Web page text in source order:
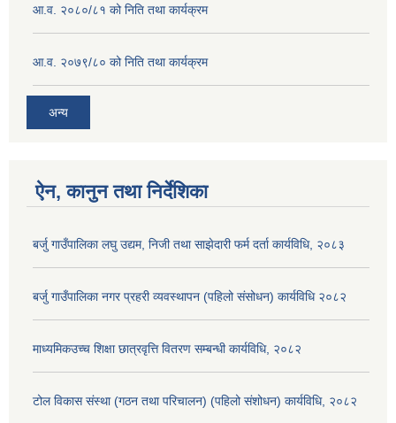
आ.व. २०८०/८१ को निति तथा कार्यक्रम
आ.व. २०७९/८० को निति तथा कार्यक्रम
अन्य
ऐन, कानुन तथा निर्देशिका
बर्जु गाउँपालिका लघु उद्यम, निजी तथा साझेदारी फर्म दर्ता कार्यविधि, २०८३
बर्जु गाउँपालिका नगर प्रहरी व्यवस्थापन (पहिलो संसोधन) कार्यविधि २०८२
माध्यमिकउच्च शिक्षा छात्रवृत्ति वितरण सम्बन्धी कार्यविधि, २०८२
टोल विकास संस्था (गठन तथा परिचालन) (पहिलो संशोधन) कार्यविधि, २०८२